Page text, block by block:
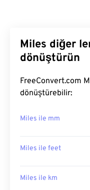
Miles diğer
dönüştürün
FreeConvert.com
dönüştürebilir:
Miles ile mm
Miles ile feet
Miles ile km